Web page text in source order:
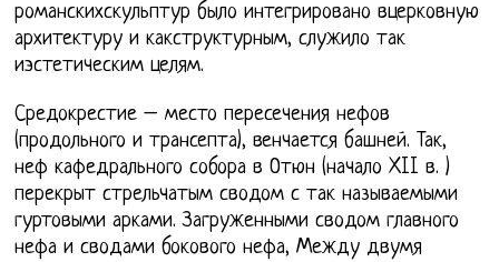
романскихскульптур было интегрировано вцерковную
архитектуру и какструктурным, служило так
иэстетическим целям.
Средокрестие – место пересечения нефов
(продольного и трансепта), венчается башней. Так,
неф кафедрального собора в Отюн (начало XII в. )
перекрыт стрельчатым сводом с так называемыми
гуртовыми арками. Загруженными сводом главного
нефа и сводами бокового нефа, Между двумя